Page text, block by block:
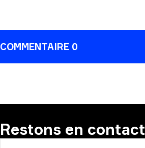
COMMENTAIRE 0
Restons en contact